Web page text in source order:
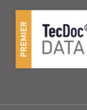
Услуги
DTQS
Product